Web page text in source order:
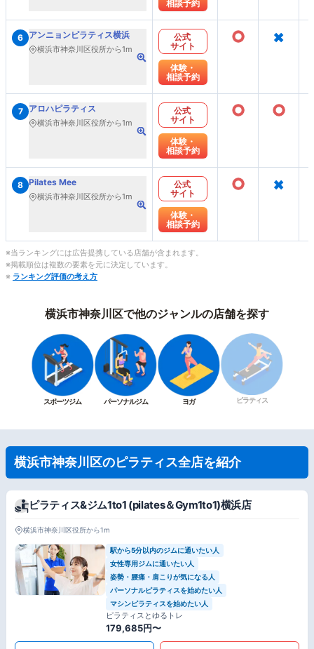
相談予約
6 アンニョンピラティス横浜
横浜市神奈川区役所から1m
公式
サイト
体験・
相談予約
○ ×
7 アロハピラティス
横浜市神奈川区役所から1m
公式
サイト
体験・
相談予約
○ ○
8 Pilates Mee
横浜市神奈川区役所から1m
公式
サイト
体験・
相談予約
○ ×
※当ランキングには広告提携している店舗が含まれます。
※掲載順位は複数の要素を元に決定しています。
※ ランキング評価の考え方
横浜市神奈川区で他のジャンルの店舗を探す
スポーツジム パーソナルジム ヨガ ピラティス
横浜市神奈川区のピラティス全店を紹介
ピラティス&ジム1to1 (pilates＆Gym1to1)横浜店
横浜市神奈川区役所から1m
駅から5分以内のジムに通いたい人
女性専用ジムに通いたい人
姿勢・腰痛・肩こりが気になる人
パーソナルピラティスを始めたい人
マシンピラティスを始めたい人
ピラティスとゆるトレ
179,685円〜